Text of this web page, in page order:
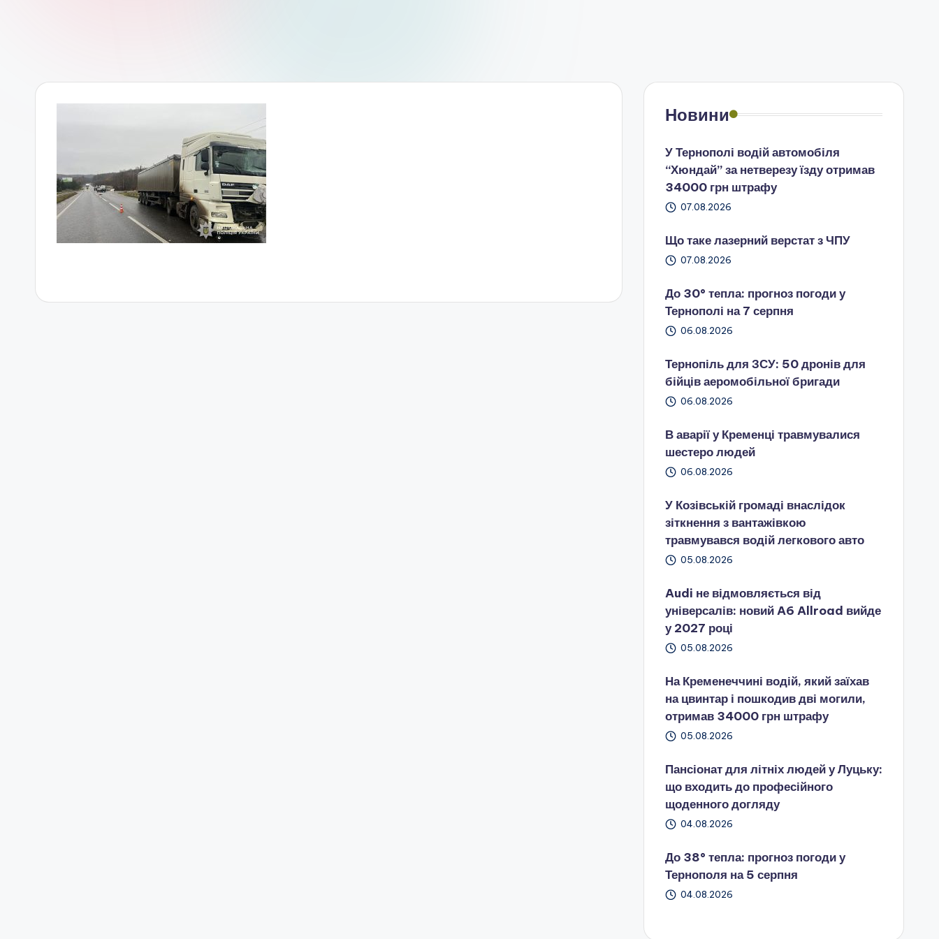
Новини
У Тернополі водій автомобіля
“Хюндай” за нетверезу їзду отримав
34000 грн штрафу
07.08.2026
Що таке лазерний верстат з ЧПУ
07.08.2026
До 30° тепла: прогноз погоди у
Тернополі на 7 серпня
06.08.2026
Тернопіль для ЗСУ: 50 дронів для
бійців аеромобільної бригади
06.08.2026
В аварії у Кременці травмувалися
шестеро людей
06.08.2026
У Козівській громаді внаслідок
зіткнення з вантажівкою
травмувався водій легкового авто
05.08.2026
Audi не відмовляється від
універсалів: новий A6 Allroad вийде
у 2027 році
05.08.2026
На Кременеччині водій, який заїхав
на цвинтар і пошкодив дві могили,
отримав 34000 грн штрафу
05.08.2026
Пансіонат для літніх людей у Луцьку:
що входить до професійного
щоденного догляду
04.08.2026
До 38° тепла: прогноз погоди у
Тернополя на 5 серпня
04.08.2026